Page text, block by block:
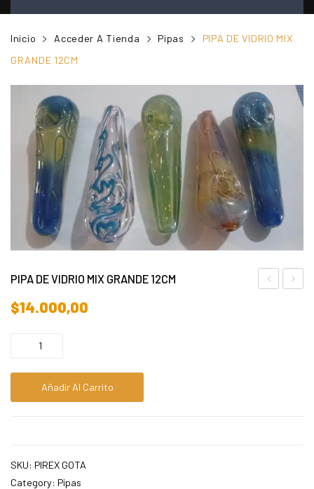
MI CUENTA
VER CARRITO
TIENDA
PREGUNTAS FRECUENTES
CONTACTO
NOSOTROS
VIDEOS
Inicio Acceder A Tienda Pipas
PIPA DE VIDRIO MIX
GRANDE 12CM
PIPA DE VIDRIO MIX GRANDE 12CM
$14.000,00
Añadir Al Carrito
SKU: PIREX GOTA
Category: Pipas